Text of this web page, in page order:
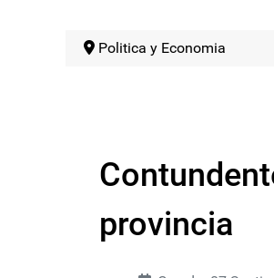
Politica y Economia
provincia